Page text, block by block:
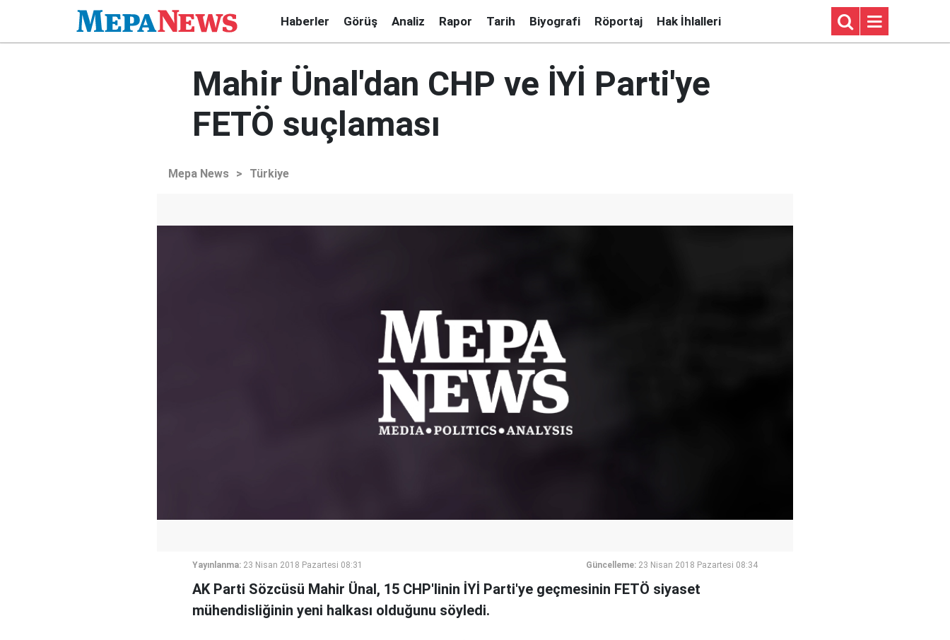
Haberler Görüş Analiz Rapor Tarih Biyografi Röportaj Hak İhlalleri
Mahir Ünal'dan CHP ve İYİ Parti'ye
FETÖ suçlaması
Mepa News > Türkiye
Yayınlanma: 23 Nisan 2018 Pazartesi 08:31 Güncelleme: 23 Nisan 2018 Pazartesi 08:34
AK Parti Sözcüsü Mahir Ünal, 15 CHP'linin İYİ Parti'ye geçmesinin FETÖ siyaset
mühendisliğinin yeni halkası olduğunu söyledi.